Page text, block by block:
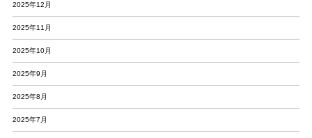
2025年12月
2025年11月
2025年10月
2025年9月
2025年8月
2025年7月